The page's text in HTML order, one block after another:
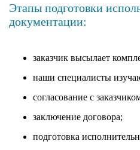
Этапы подготовки
документации:
заказчик высылает
наши специалисты
согласование с
заключение договора;
подготовка